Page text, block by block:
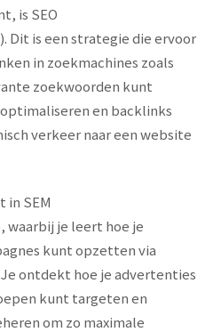
is SEO
Dit is een strategie die ervoor
in zoekmachines zoals
zoekwoorden kunt
en backlinks
verkeer naar een website
in SEM
waarbij je leert hoe je
kunt opzetten via
ontdekt hoe je advertenties
kunt targeten en
om zo maximale